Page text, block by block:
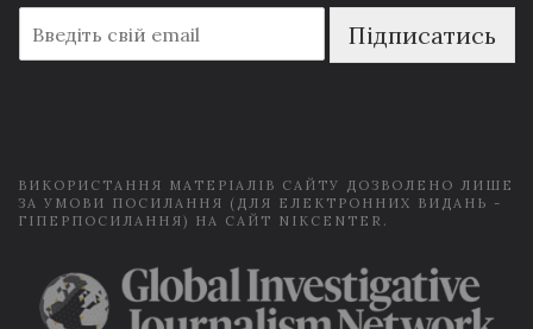
m
a
Підписатись
ВИКОРИСТАННЯ МАТЕРІАЛІВ САЙТУ ДОЗВОЛЕНО ЛИШЕ
ЗА УМОВИ ПОСИЛАННЯ (ДЛЯ ЕЛЕКТРОННИХ ВИДАНЬ -
ГІПЕРПОСИЛАННЯ) НА САЙТ NIKCENTER.